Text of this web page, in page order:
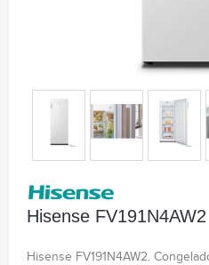
Hisense FV191N4AW2
Hisense FV191N4AW2.